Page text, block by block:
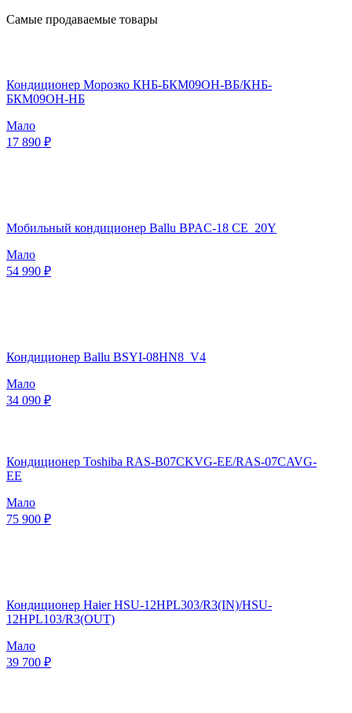
Самые продаваемые товары
Кондиционер Морозко КНБ-БКМ09ОН-ВБ/КНБ-
БКМ09ОН-НБ
Мало
17 890 ₽
Мобильный кондиционер Ballu BPAC-18 CE_20Y
Мало
54 990 ₽
Кондиционер Ballu BSYI-08HN8_V4
Мало
34 090 ₽
Кондиционер Toshiba RAS-B07CKVG-EE/RAS-07CAVG-
EE
Мало
75 900 ₽
Кондиционер Haier HSU-12HPL303/R3(IN)/HSU-
12HPL103/R3(OUT)
Мало
39 700 ₽